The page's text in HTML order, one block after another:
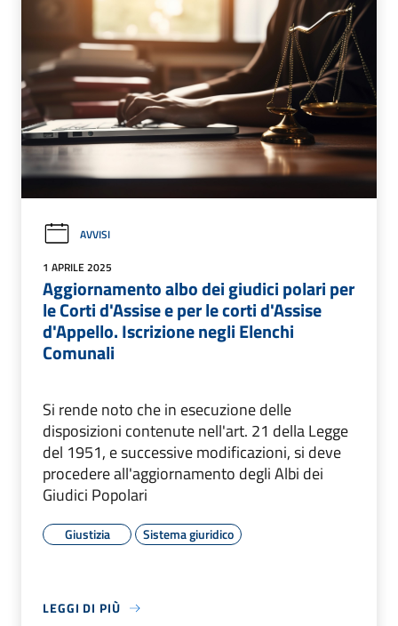
AVVISI
1 APRILE 2025
Aggiornamento albo dei giudici polari per
le Corti d'Assise e per le corti d'Assise
d'Appello. Iscrizione negli Elenchi
Comunali
Si rende noto che in esecuzione delle
disposizioni contenute nell'art. 21 della Legge
del 1951, e successive modificazioni, si deve
procedere all'aggiornamento degli Albi dei
Giudici Popolari
Giustizia Sistema giuridico
LEGGI DI PIÙ